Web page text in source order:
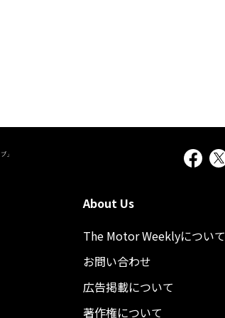
About Us
The Motor Weeklyについて
お問い合わせ
広告掲載について
著作権について